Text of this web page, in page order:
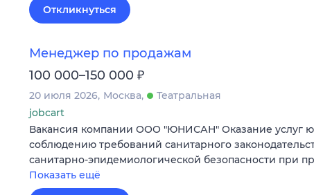
Откликнуться
Менеджер по продажам
100 000–150 000 ₽
20 июля 2026 Москва
Театральная
jobcart
Вакансия компании ООО "ЮНИСАН" Оказание услуг
соблюдению требований санитарного
санитарно-эпидемиологической безопасности при
Показать ещё